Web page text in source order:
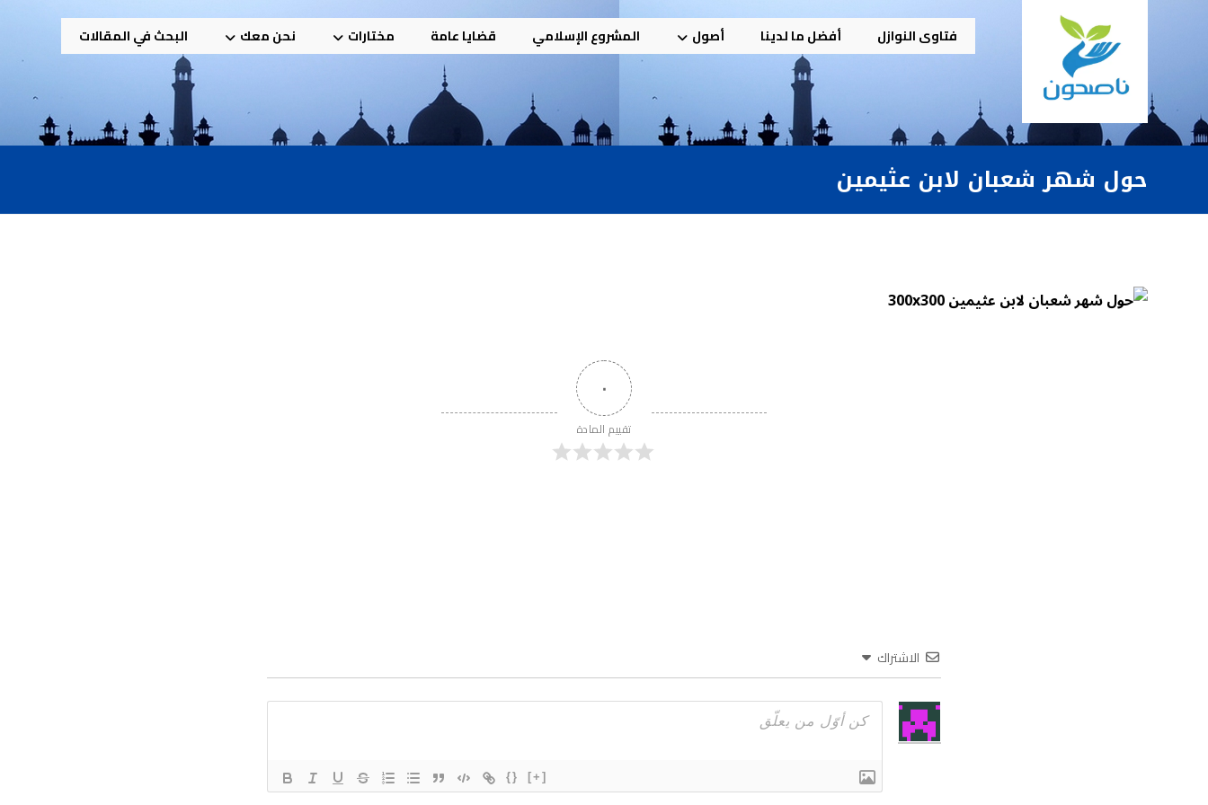
فتاوى النوازل أفضل ما لدينا أصول المشروع الإسلامي قضايا عامة مختارات نحن معك البحث في المقالات
حول شهر شعبان لابن عثيمين
٠
تقييم المادة
الاشتراك
{} [+]